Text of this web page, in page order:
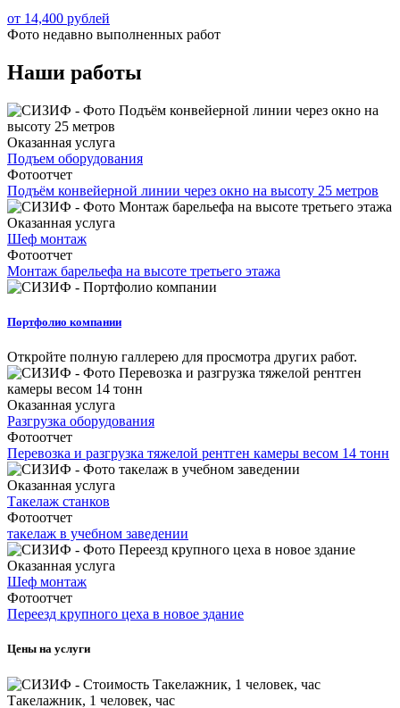
от 14,400 рублей
Фото недавно выполненных работ
Наши работы
Оказанная услуга
Подъем оборудования
Фотоотчет
Подъём конвейерной линии через окно на высоту 25 метров
Оказанная услуга
Шеф монтаж
Фотоотчет
Монтаж барельефа на высоте третьего этажа
Портфолио компании
Откройте полную галлерею для просмотра других работ.
Оказанная услуга
Разгрузка оборудования
Фотоотчет
Перевозка и разгрузка тяжелой рентген камеры весом 14 тонн
Оказанная услуга
Такелаж станков
Фотоотчет
такелаж в учебном заведении
Оказанная услуга
Шеф монтаж
Фотоотчет
Переезд крупного цеха в новое здание
Цены на услуги
Такелажник, 1 человек, час